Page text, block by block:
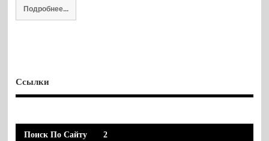
Подробнее...
Ссылки
Поиск По Сайту 2